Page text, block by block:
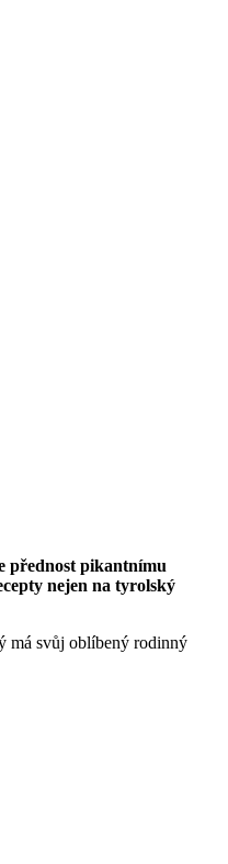
přednost pikantnímu
nejen na tyrolský
má svůj oblíbený rodinný